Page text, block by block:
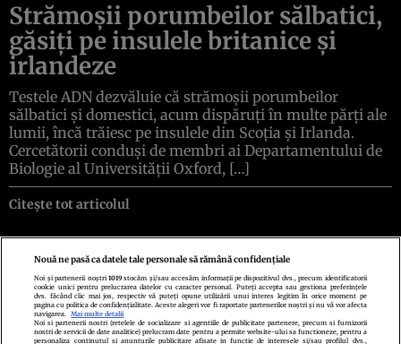
Strămoșii porumbeilor sălbatici,
găsiți pe insulele britanice și
irlandeze
Testele ADN dezvăluie că strămoșii porumbeilor
sălbatici și domestici, acum dispăruți în multe părți ale
lumii, încă trăiesc pe insulele din Scoția și Irlanda.
Cercetătorii conduși de membri ai Departamentului de
Biologie al Universității Oxford, […]
Citește tot articolul
Politica de confidenţialitatePolitica de cookiesTermeni şi condiţii
Echipa redacționalăContactSetări Cookies
Nouă ne pasă ca datele tale personale să rămână confidențiale
Noi și partenerii noștri1019 stocăm și/sau accesăm informații pe dispozitivul dvs., precum identificatorii
cookie unici pentru prelucrarea datelor cu caracter personal. Puteți accepta sau gestiona preferințele
dvs. făcând clic mai jos, respectiv vă puteți opune utilizării unui interes legitim în orice moment pe
pagina cu politica de confidențialitate. Aceste alegeri vor fi raportate partenerilor noștri și nu vă vor afecta
navigarea.
Mai multe detalii
Noi si partenerii nostri (retelele de socializare si agentiile de publicitate partenere, precum si furnizorii
nostri de servicii de date analitice) prelucram date pentru a permite website-ului sa functioneze, pentru a
personaliza continutul si anunturile publicitare afisate in functie de interesele si/sau profilul dvs.,